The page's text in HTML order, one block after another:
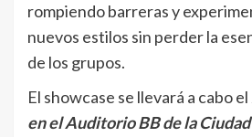
rompiendo barreras y
nuevos estilos sin perder la
de los grupos.
El showcase se llevará a cabo el
en el Auditorio BB de la